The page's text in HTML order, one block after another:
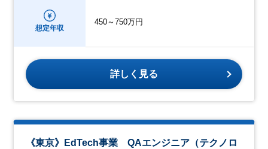
想定年収
450～750万円
詳しく見る
《東京》EdTech事業 QAエンジニア（テクノロ